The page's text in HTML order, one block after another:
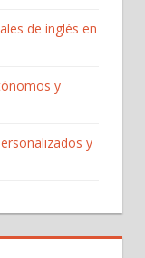
de inglés en
y
y